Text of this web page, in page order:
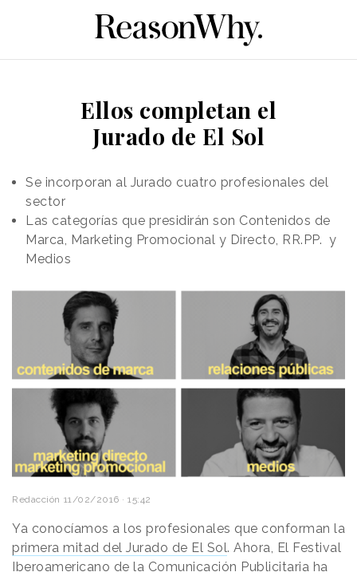
Ellos completan el
Jurado de El Sol
Se incorporan al Jurado cuatro profesionales del
sector
Las categorías que presidirán son Contenidos de
Marca, Marketing Promocional y Directo, RR.PP. y
Medios
Redacción 11/02/2016 · 15:42
Ya conocíamos a los profesionales que conforman la
primera mitad del Jurado de El Sol. Ahora, El Festival
Iberoamericano de la Comunicación Publicitaria ha